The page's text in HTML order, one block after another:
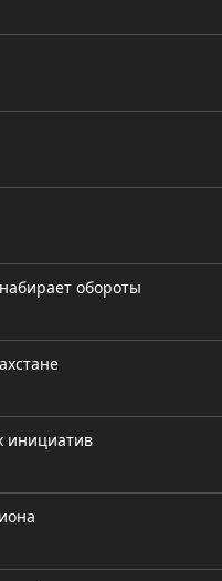
обороты
инициатив